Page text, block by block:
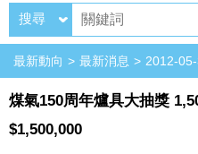
搜尋
最新動向 最新消息 2012-05-
煤氣150周年爐具大抽獎
$1,500,000